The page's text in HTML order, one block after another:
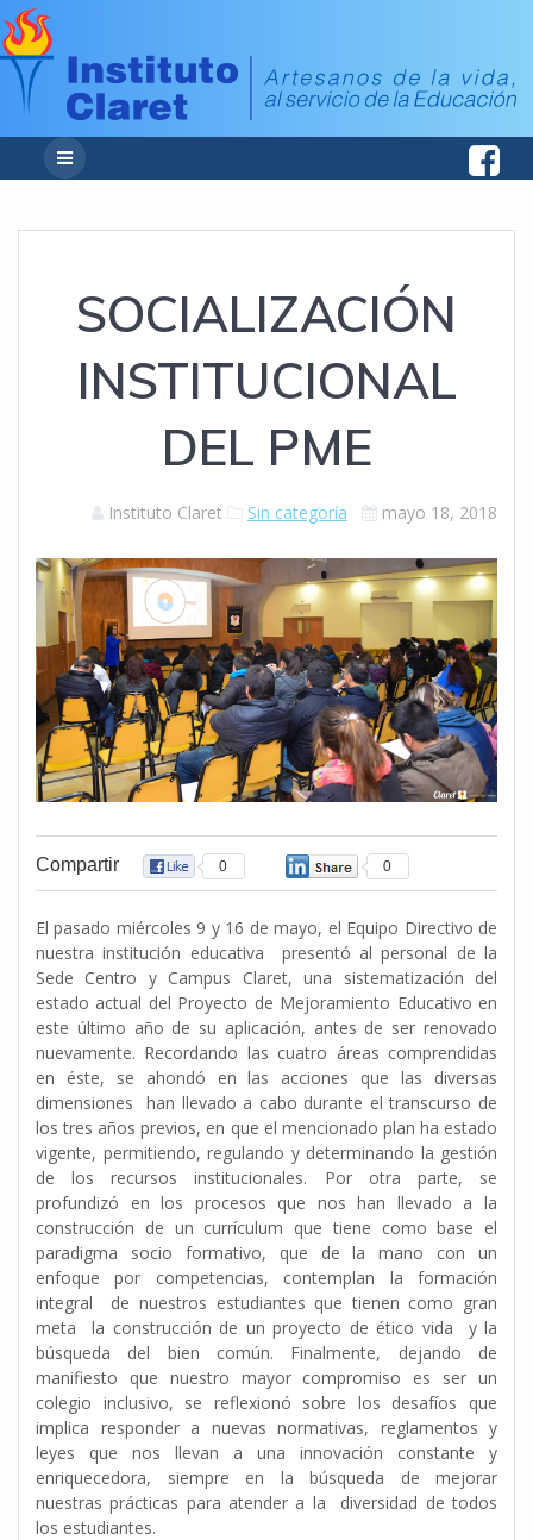
SOCIALIZACIÓN
INSTITUCIONAL
DEL PME
Instituto Claret Sin categoría mayo 18, 2018
Compartir 0 0
El pasado miércoles 9 y 16 de mayo, el Equipo Directivo de
nuestra institución educativa presentó al personal de la
Sede Centro y Campus Claret, una sistematización del
estado actual del Proyecto de Mejoramiento Educativo en
este último año de su aplicación, antes de ser renovado
nuevamente. Recordando las cuatro áreas comprendidas
en éste, se ahondó en las acciones que las diversas
dimensiones han llevado a cabo durante el transcurso de
los tres años previos, en que el mencionado plan ha estado
vigente, permitiendo, regulando y determinando la gestión
de los recursos institucionales. Por otra parte, se
profundizó en los procesos que nos han llevado a la
construcción de un currículum que tiene como base el
paradigma socio formativo, que de la mano con un
enfoque por competencias, contemplan la formación
integral de nuestros estudiantes que tienen como gran
meta la construcción de un proyecto de ético vida y la
búsqueda del bien común. Finalmente, dejando de
manifiesto que nuestro mayor compromiso es ser un
colegio inclusivo, se reflexionó sobre los desafíos que
implica responder a nuevas normativas, reglamentos y
leyes que nos llevan a una innovación constante y
enriquecedora, siempre en la búsqueda de mejorar
nuestras prácticas para atender a la diversidad de todos
los estudiantes.